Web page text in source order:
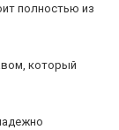
полностью из
который